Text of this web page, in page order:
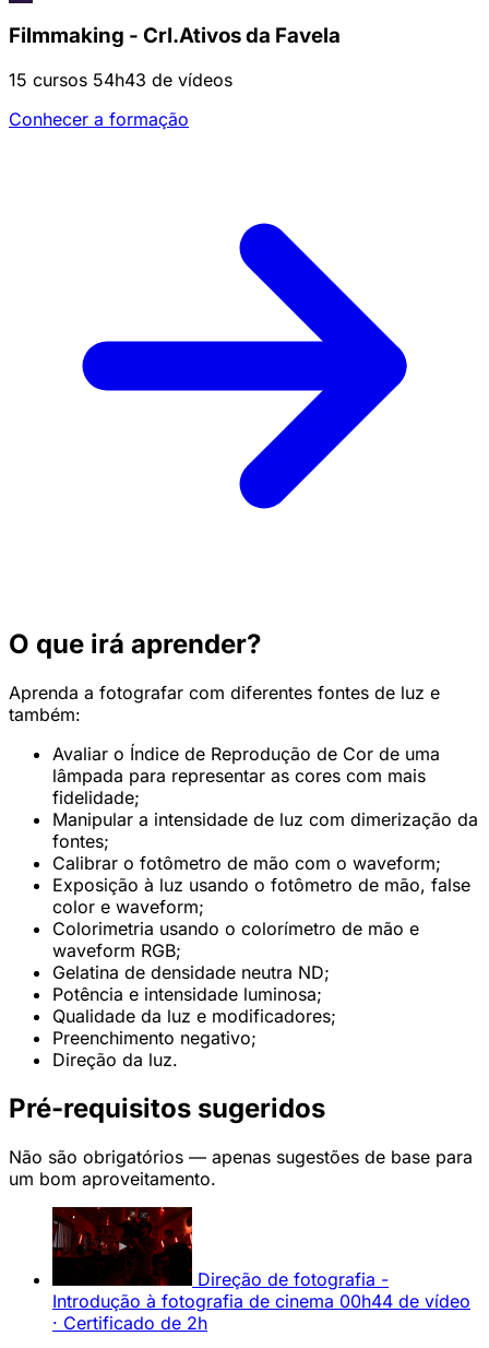
Filmmaking - CrI.Ativos da Favela
15 cursos 54h43 de vídeos
Conhecer a formação
O que irá aprender?
Aprenda a fotografar com diferentes fontes de luz e
também:
Avaliar o Índice de Reprodução de Cor de uma
lâmpada para representar as cores com mais
fidelidade;
Manipular a intensidade de luz com dimerização da
fontes;
Calibrar o fotômetro de mão com o waveform;
Exposição à luz usando o fotômetro de mão, false
color e waveform;
Colorimetria usando o colorímetro de mão e
waveform RGB;
Gelatina de densidade neutra ND;
Potência e intensidade luminosa;
Qualidade da luz e modificadores;
Preenchimento negativo;
Direção da luz.
Pré-requisitos sugeridos
Não são obrigatórios — apenas sugestões de base para
um bom aproveitamento.
Direção de fotografia -
Introdução à fotografia de cinema 00h44 de vídeo
· Certificado de 2h